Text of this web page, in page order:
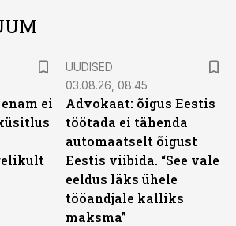
ei
UUDISED
03.08.26, 08:45
Advokaat: õigus Eestis
töötada ei tähenda
automaatselt õigust
Eestis viibida. “See vale
eeldus läks ühele
tööandjale kalliks
maksma”